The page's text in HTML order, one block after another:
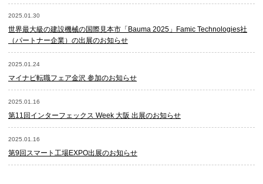
2025.01.30
世界最大級の建設機械の国際見本市「Bauma 2025」Famic Technologies社
（パートナー企業）の出展のお知らせ
2025.01.24
マイナビ転職フェア金沢 参加のお知らせ
2025.01.16
第11回インターフェックス Week 大阪 出展のお知らせ
2025.01.16
第9回スマート工場EXPO出展のお知らせ